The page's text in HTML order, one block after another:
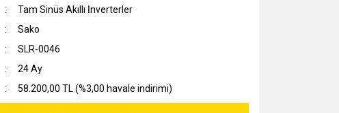
Tam Sinüs Akıllı İnverterler
Sako
SLR-0046
24 Ay
58.200,00 TL (%3,00 havale indirimi)